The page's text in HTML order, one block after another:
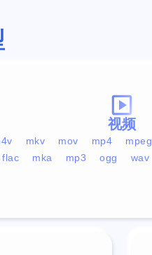
视频
mkv mov mp4 mpeg
flac mka mp3 ogg wav